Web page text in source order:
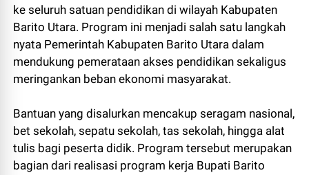
ke seluruh satuan pendidikan di wilayah Kabupaten
Barito Utara. Program ini menjadi salah satu langkah
nyata Pemerintah Kabupaten Barito Utara dalam
mendukung pemerataan akses pendidikan sekaligus
meringankan beban ekonomi masyarakat.
Bantuan yang disalurkan mencakup seragam nasional,
bet sekolah, sepatu sekolah, tas sekolah, hingga alat
tulis bagi peserta didik. Program tersebut merupakan
bagian dari realisasi program kerja Bupati Barito